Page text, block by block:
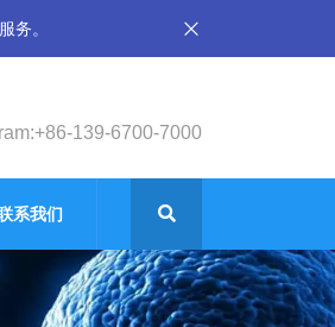
务。
139-6700-7000
系我们